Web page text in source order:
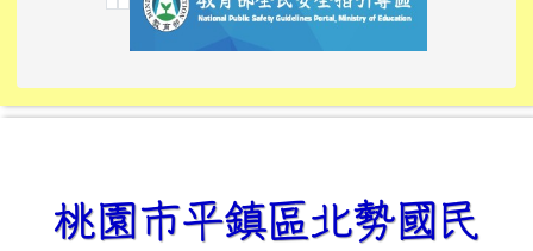
link to https://
link to https://10000.gov.tw/
link to https://
link to https://10000.gov.tw/
link to https://
link to https://
link to https://i.win.org.tw/
link to https://
link to https://
link to https://
link to https://
桃園市平鎮區北勢國民